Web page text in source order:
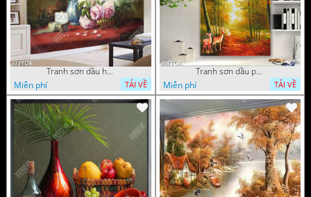
Tranh sơn dầu hoa quả tĩnh vật nghệ thuật gắn tường
Miễn phí
TẢI VỀ
Tranh sơn dầu phong cảnh mùa thu cây lá vàng và nai trang trí tường
Miễn phí
TẢI VỀ